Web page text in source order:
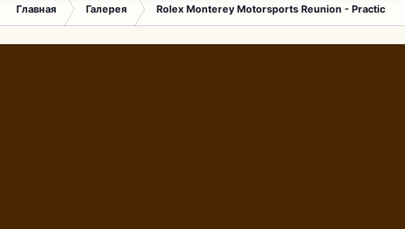
Главная Галерея Rolex Monterey Motorsports Reunion - Practice